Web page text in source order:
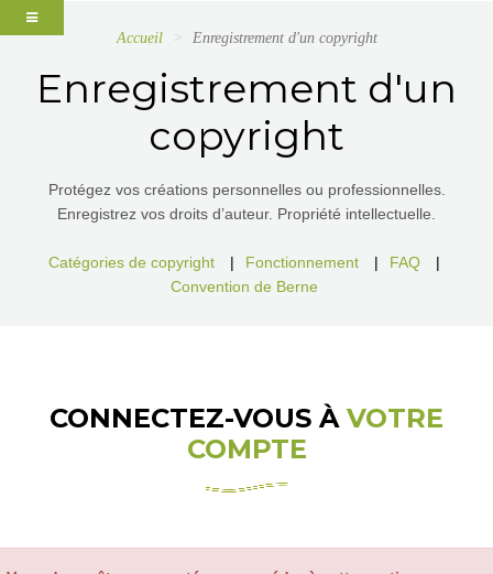
Accueil Enregistrement d'un copyright
Enregistrement d'un
copyright
Protégez vos créations personnelles ou professionnelles.
Enregistrez vos droits d’auteur. Propriété intellectuelle.
Catégories de copyright | Fonctionnement | FAQ
|
Convention de Berne
CONNECTEZ-VOUS À VOTRE
COMPTE